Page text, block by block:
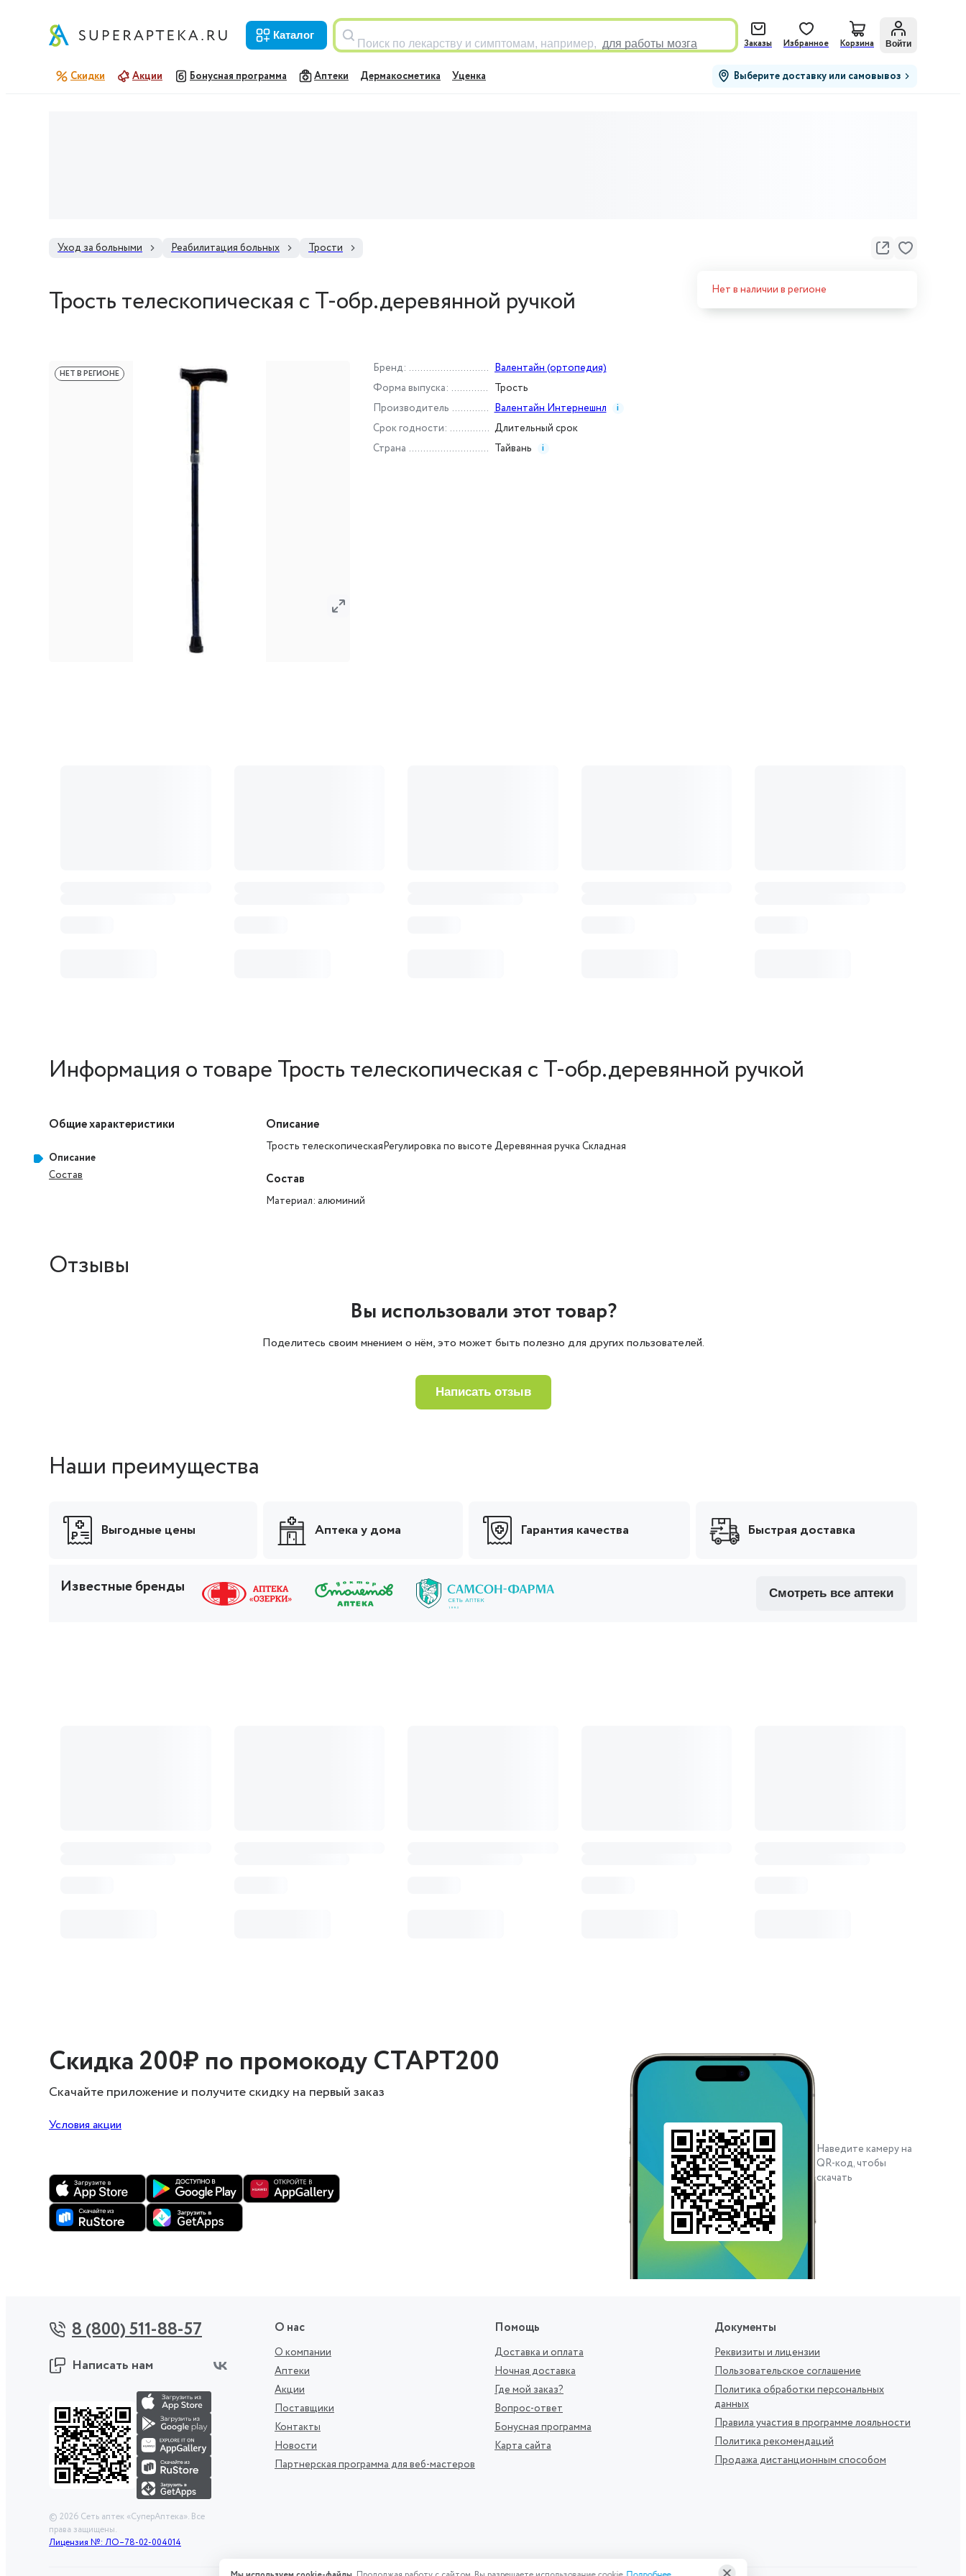
каталог
Поиск по лекарству и симптомам, например, для работы мозга Заказы Избранное Корзина Войти
Скидки Акции Бонусная программа Аптеки Дермакосметика Уценка Выберите доставку или самовывоз
Уход за больными Реабилитация больных Трости
Трость телескопическая с Т-обр.деревянной ручкой
НЕТ В РЕГИОНЕ
Бренд :
Валентайн (ортопедия)
Форма выпуска :
Трость
Производитель
Валентайн Интернешнл i
Срок годности :
Длительный срок
Страна
Тайвань i
Нет в наличии в регионе
Информация о товаре Трость телескопическая с Т-обр.деревянной ручкой
Общие характеристики
Описание
Состав
Описание
Трость телескопическаяРегулировка по высоте Деревянная ручка Складная
Состав
Материал: алюминий
Отзывы
Вы использовали этот товар?
Поделитесь своим мнением о нём, это может быть полезно для других пользователей.
написать отзыв
Наши преимущества
Выгодные цены Аптека у дома Гарантия качества Быстрая доставка
Известные бренды смотреть все аптеки
Скидка 200₽ по промокоду СТАРТ200
Скачайте приложение и получите скидку на первый заказ
Условия акции
Наведите камеру на
QR-код, чтобы
скачать
8 (800) 511-88-57
Написать нам
© 2026 Сеть аптек «СуперАптека». Все
права защищены.
Лицензия №: ЛО–78-02-004014
О нас
О компании
Аптеки
Акции
Поставщики
Контакты
Новости
Партнерская программа для веб-мастеров
Помощь
Доставка и оплата
Ночная доставка
Где мой заказ?
Вопрос-ответ
Бонусная программа
Карта сайта
Документы
Реквизиты и лицензии
Пользовательское соглашение
Политика обработки персональных
данных
Правила участия в программе лояльности
Политика рекомендаций
Продажа дистанционным способом